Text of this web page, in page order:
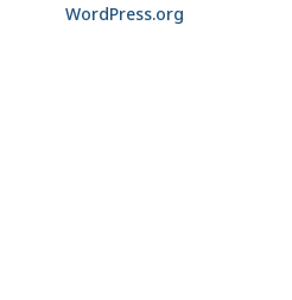
WordPress.org